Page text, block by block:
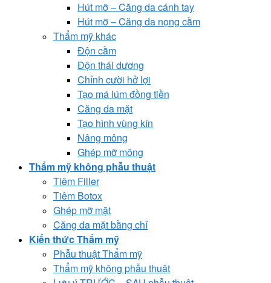
Hút mỡ – Căng da cánh tay
Hút mỡ – Căng da nọng cằm
Thẩm mỹ khác
Độn cằm
Độn thái dương
Chỉnh cười hở lợi
Tạo má lúm đồng tiền
Căng da mặt
Tạo hình vùng kín
Nâng mông
Ghép mỡ mông
Thẩm mỹ không phẫu thuật
Tiêm Filler
Tiêm Botox
Ghép mỡ mặt
Căng da mặt bằng chỉ
Kiến thức Thẩm mỹ
Phẫu thuật Thẩm mỹ
Thẩm mỹ không phẫu thuật